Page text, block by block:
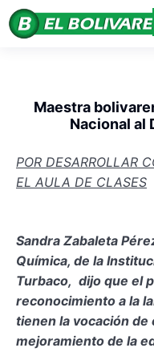
Maestra
Nacional al
POR DESARROLLAR
EL AULA DE CLASES
Sandra Zabaleta
Química, de la
Turbaco, dijo que el
reconocimiento a la
tienen la vocación
mejoramiento de la